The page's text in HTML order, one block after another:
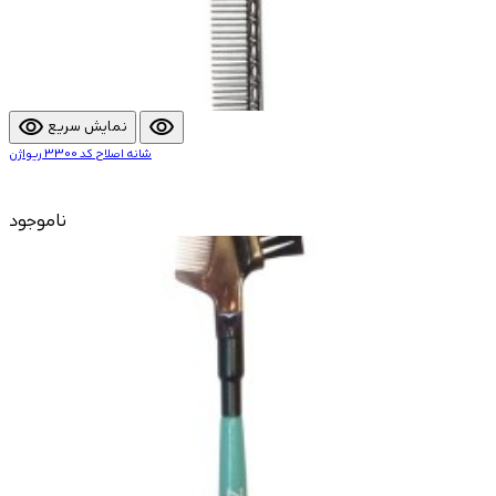
visibility نمایش سریع visibility
شانه اصلاح کد 3300 ریواژن
ناموجود